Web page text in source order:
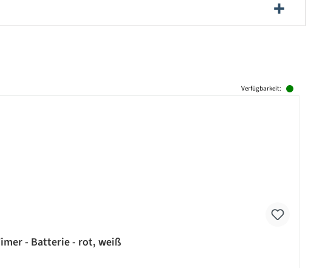
Verfügbarkeit:
- Batterie - rot, weiß